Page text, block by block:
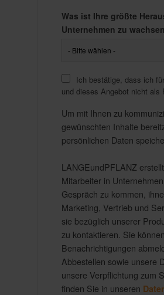
Was ist Ihre größte
Unternehmen zu wachsen
Ich bestätige, dass ich
und dieses Angebot nicht als
Um mit Ihnen zu
gewünschten Inhalte
persönlichen Daten
LANGEundPFLANZ
Mitarbeiter in
Gespräch zu kommen,
Marketing, Vertrieb und
sie bezüglich unserer
zu kontaktieren. Sie
Benachrichtigungen
Abbestellen sowie unsere
unsere Verpflichtung zum
finden Sie in unseren